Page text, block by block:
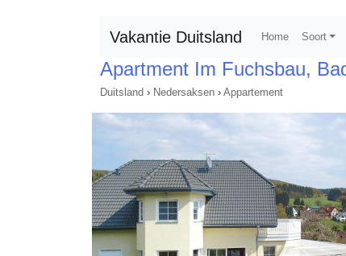
Vakantie Duitsland Home Soort
Apartment Im Fuchsbau,
Duitsland › Nedersaksen › Appartement